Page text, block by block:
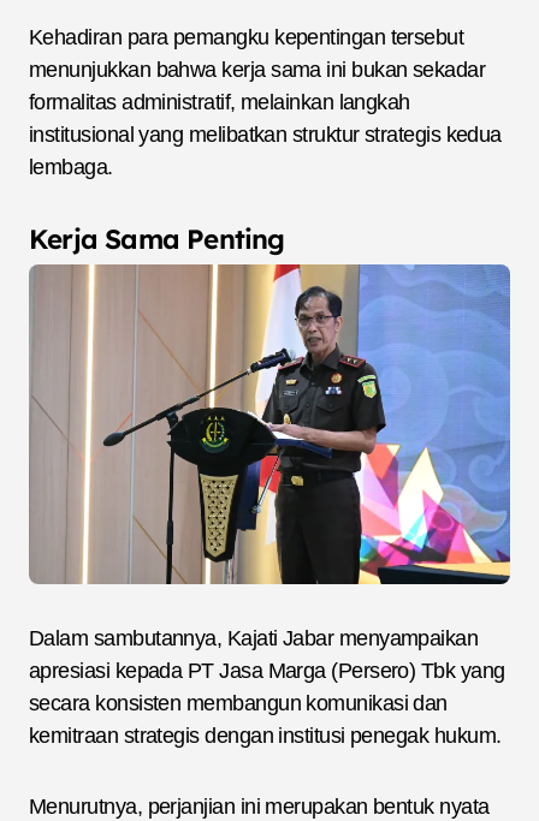
Kehadiran para pemangku kepentingan tersebut
menunjukkan bahwa kerja sama ini bukan sekadar
formalitas administratif, melainkan langkah
institusional yang melibatkan struktur strategis kedua
lembaga.
Kerja Sama Penting
Dalam sambutannya, Kajati Jabar menyampaikan
apresiasi kepada PT Jasa Marga (Persero) Tbk yang
secara konsisten membangun komunikasi dan
kemitraan strategis dengan institusi penegak hukum.
Menurutnya, perjanjian ini merupakan bentuk nyata